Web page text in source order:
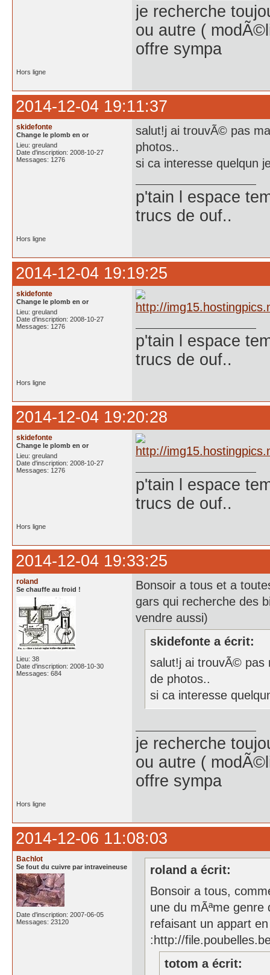
je recherche
ou autre (
offre sympa
Hors ligne
2014-12-04 19:11:37
skidefonte
Change le plomb en or
Lieu: greuland
Date d'inscription: 2008-10-27
Messages: 1276
salut!j ai trouvÃ© pas
photos..
si ca interesse quelqun
p'tain l espace
trucs de ouf..
Hors ligne
2014-12-04 19:19:25
skidefonte
Change le plomb en or
Lieu: greuland
Date d'inscription: 2008-10-27
Messages: 1276
p'tain l espace
trucs de ouf..
Hors ligne
2014-12-04 19:20:28
skidefonte
Change le plomb en or
Lieu: greuland
Date d'inscription: 2008-10-27
Messages: 1276
p'tain l espace
trucs de ouf..
Hors ligne
2014-12-04 19:33:25
roland
Se chauffe au froid !
Lieu: 38
Date d'inscription: 2008-10-30
Messages: 684
Bonsoir a tous et a
gars qui recherche des
vendre aussi)
skidefonte a écrit:
salut!j ai trouvÃ© pas
de photos..
si ca interesse
je recherche
ou autre (
offre sympa
Hors ligne
2014-12-06 11:08:03
Bachlot
Se fout du cuivre par intraveineuse
Date d'inscription: 2007-06-05
Messages: 23120
roland a écrit:
Bonsoir a tous,
une du mÃªme
refaisant un appart
:http://
totom a écrit: